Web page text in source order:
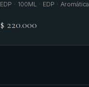
EDP · 100ML · EDP · Aromática
$ 220.000